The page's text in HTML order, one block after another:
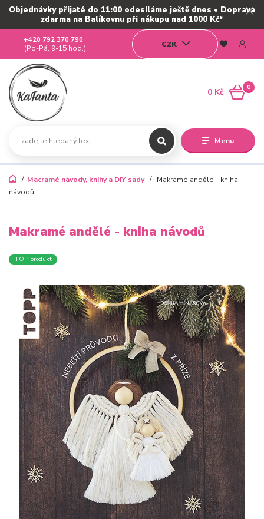
Objednávky přijaté do 11:00 odesíláme ještě dnes • Doprava
zdarma na Balíkovnu při nákupu nad 1000 Kč*
Menu
CZK
+420 792 370 790
(Po-Pá, 9-15 hod.)
0
0 Kč
Macramé návody, knihy a DIY sady
Makramé andělé - kniha
návodů
Makramé andělé - kniha návodů
TOP produkt